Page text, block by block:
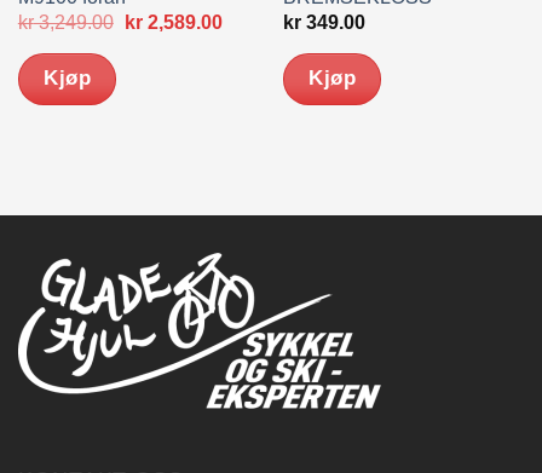
kr3,249.00
Opprinnelig
kr2,589.00Nåværende
kr 2,589.00.
Kjøp
kr349.00
Kjøp